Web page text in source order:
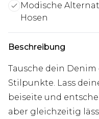
Modische
Hosen
Beschreibung
Tausche dein
Stilpunkte. Lass
beiseite und
aber gleichzeitig